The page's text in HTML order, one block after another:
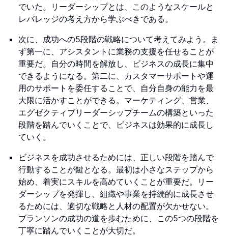
でいた。リーダーシップとは、このようなスケールと
レバレッジの考え方から学ぶべきである。
次に、成功への5段階の戦略について考えてみよう。ま
ず第一に、アシスタントに業務の支援を任せることが
重要だ。自分の時間を解放し、ビジネスの成長に集中
できるようになる。第二に、カスタマーサポートや運
用のサポートを委任することで、自分自身の能力を最
大限に活かすことができる。マーケティング、営業、
エグゼクティブリーダーシップチームの構築といった
段階を踏んでいくことで、ビジネスは効果的に成長し
ていく。
ビジネスを成功させるためには、正しい段階を踏んで
行動することが鍵となる。最初は小さなステップから
始め、着実にスキルを高めていくことが重要だ。リー
ダーシップを発揮し、組織や事業を持続的に成長させ
るためには、適切な戦略と人材の配置が欠かせない。
ブランソンの成功の道を歩むために、この5つの段階を
丁寧に踏んでいくことが大切だ。